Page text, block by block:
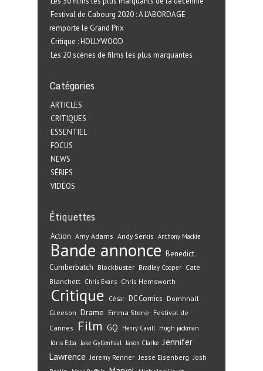
Festival de Cabourg 2020 : A L’ABORDAGE
remporte le Grand Prix
Critique : HOLLYWOOD
Les 20 scènes de films les plus marquantes
Catégories
ARTICLES
CRITIQUES
ESSENTIEL
FOCUS
NEWS
SÉRIES
VIDÉOS
Étiquettes
Action Amy Adams Andy Serkis Anthony Mackie
Bande annonce Benedict
Cumberbatch Blockbuster Bradley Cooper Cate
Blanchett Chris Evans Chris Hemsworth
Critique César DC Comics Domhnall
Gleeson Drame Emma Stone Festival de
Cannes
Film GQ Henry Cavill Hugh jackman
Idris Elba Jake Gyllenhaal Jason Clarke Jennifer
Lawrence Jeremy Renner Jesse Eisenberg Josh